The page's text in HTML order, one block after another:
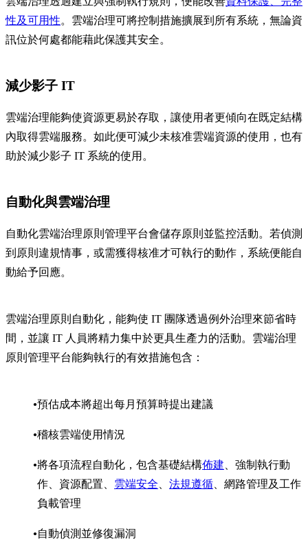
性及可用性。雲端治理可將控制措施擴展到所有系統，無論資
訊位於何處都能藉此保護其安全。
減少影子 IT
雲端治理能夠使資源更易於存取，讓使用者更傾向在既定結構
內取得雲端服務。如此便可減少未核准雲端資源的使用，也有
助於減少影子 IT 系統的使用。
自動化與雲端治理
自動化雲端治理原則管理平台會儲存原則並監控活動。若偵測
到原則違規情事，或需獲得核准才可執行的動作，系統便能自
動給予回應。
雲端治理原則自動化，能夠使 IT 團隊透過例外治理來節省時
間，並讓 IT 人員將精力集中於更具生產力的活動。雲端治理
原則管理平台能夠執行的有效措施包含：
預估成本將超出每月預算時提出建議
稽核雲端使用情況
將各項流程自動化，包含基礎結構佈建 、強制執行動
作、資源配置、 雲端安全 法規遵循 、網路管理及工作
負載管理
自動偵測並修復漏洞